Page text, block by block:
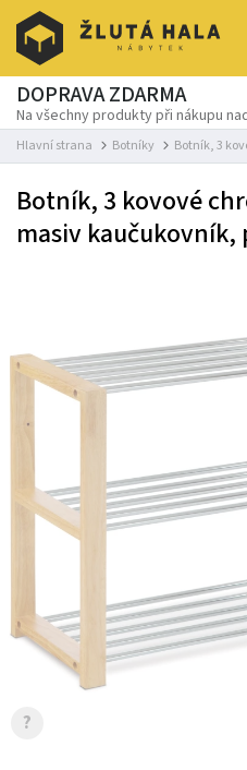
DOPRAVA ZDARMA
Na všechny produkty při nákupu
Hlavní strana Botníky Botník, 3
Botník, 3 kovové
masiv
?